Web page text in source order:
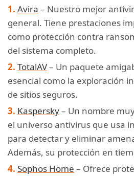
Avira – Nuestro mejor
general. Tiene prestaciones
como protección contra
del sistema completo.
TotalAV– Un paquete
esencial como la exploración
de sitios seguros.
Kaspersky– Un nombre
el universo antivirus que usa
para detectar y eliminar
Además, su protección en
Sophos Home – Ofrece